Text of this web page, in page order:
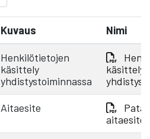
Kuvaus Nimi
Henkilötietojen
käsittely
yhdistystoiminnassa
käsittely
Aitaesite
Pata